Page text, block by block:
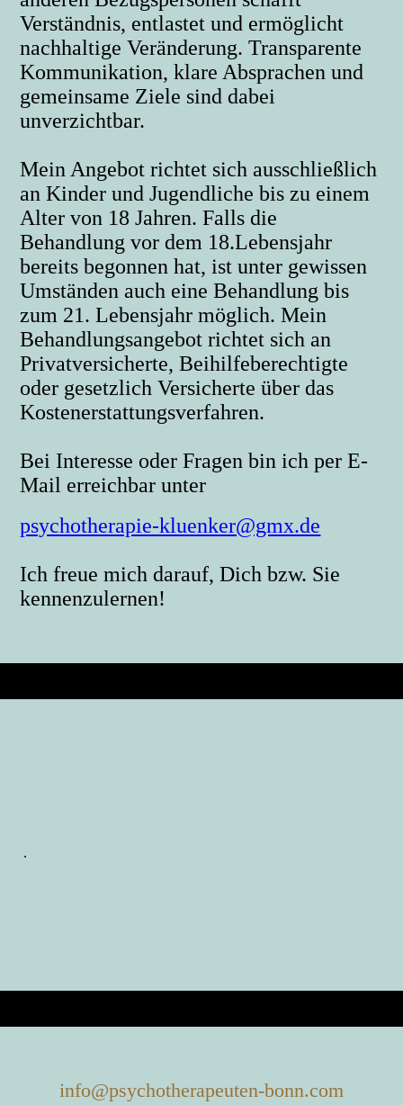
Verständnis, entlastet und ermöglicht
nachhaltige Veränderung. Transparente
Kommunikation, klare Absprachen und
gemeinsame Ziele sind dabei
unverzichtbar.
Mein Angebot richtet sich ausschließlich
an Kinder und Jugendliche bis zu einem
Alter von 18 Jahren. Falls die
Behandlung vor dem 18.Lebensjahr
bereits begonnen hat, ist unter gewissen
Umständen auch eine Behandlung bis
zum 21. Lebensjahr möglich. Mein
Behandlungsangebot richtet sich an
Privatversicherte, Beihilfeberechtigte
oder gesetzlich Versicherte über das
Kostenerstattungsverfahren.
Bei Interesse oder Fragen bin ich per E-
Mail erreichbar unter
psychotherapie-kluenker@gmx.de
Ich freue mich darauf, Dich bzw. Sie
kennenzulernen!
.
info@psychotherapeuten-bonn.com